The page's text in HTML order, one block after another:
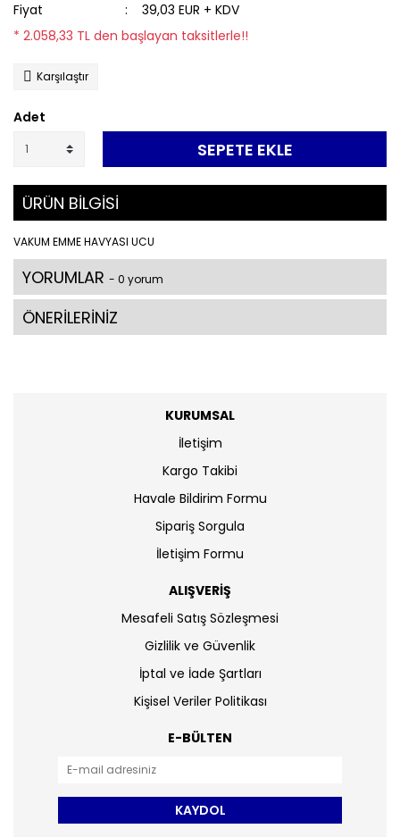
Fiyat
39,03 EUR + KDV
* 2.058,33 TL den başlayan taksitlerle!!
Karşılaştır
Adet
SEPETE EKLE
ÜRÜN BİLGİSİ
VAKUM EMME HAVYASI UCU
YORUMLAR - 0 yorum
ÖNERİLERİNİZ
KURUMSAL
İletişim
Kargo Takibi
Havale Bildirim Formu
Sipariş Sorgula
İletişim Formu
ALIŞVERİŞ
Mesafeli Satış Sözleşmesi
Gizlilik ve Güvenlik
İptal ve İade Şartları
Kişisel Veriler Politikası
E-BÜLTEN
KAYDOL